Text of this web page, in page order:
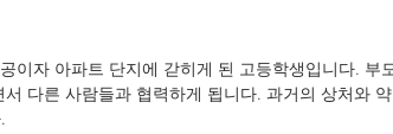
이자 아파트 단지에 갇히게 된 고등학생입니다. 부
다른 사람들과 협력하게 됩니다. 과거의 상처와